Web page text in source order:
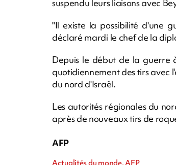
suspendu leurs liaisons avec
"Il existe la possibilité d'une
déclaré mardi le chef de la
Depuis le début de la guerre
quotidiennement des tirs avec
du nord d'Israël.
Les autorités régionales du
après de nouveaux tirs de
AFP
Actualités du monde, AFP